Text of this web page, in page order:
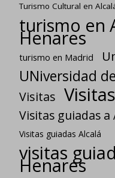
Turismo Cultural en
turismo en
Henares
turismo en Madrid
UNiversidad
Visitas
Visitas guiadas a
Visitas guiadas Alcalá
visitas
Henares